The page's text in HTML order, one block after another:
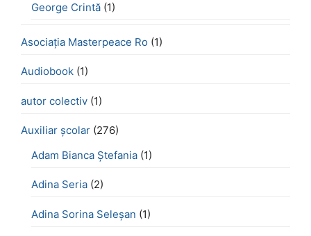
George Crintă (1)
Asociația Masterpeace Ro (1)
Audiobook (1)
autor colectiv (1)
Auxiliar școlar (276)
Adam Bianca Ștefania (1)
Adina Seria (2)
Adina Sorina Seleșan (1)